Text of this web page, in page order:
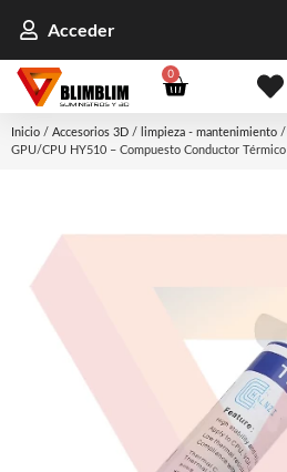
Acceder
0
Inicio / Accesorios 3D / limpieza - mantenimiento /
GPU/CPU HY510 – Compuesto Conductor Térmico